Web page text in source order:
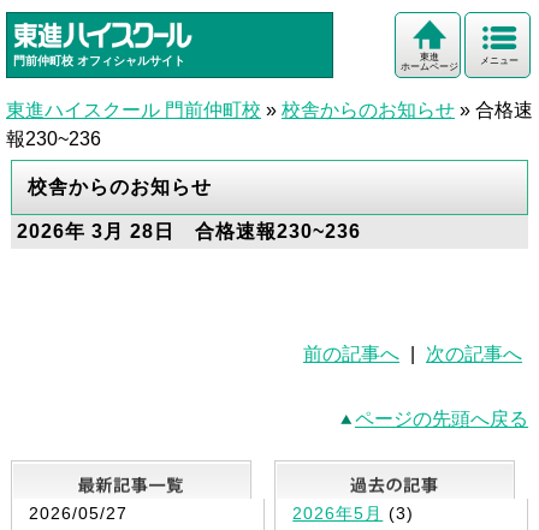
門前仲町校 オフィシャルサイト メニュー
東進
ホームページ
東進ハイスクール 門前仲町校 » 校舎からのお知らせ » 合格速
報230~236
校舎からのお知らせ
2026年 3月 28日 合格速報230~236
前の記事へ 次の記事へ
ページの先頭へ戻る
最新記事一覧
2026/05/27
2026年5月 (3)